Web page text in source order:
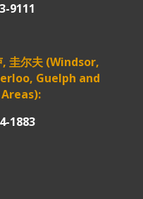
9111
, 圭尔夫 (Windsor,
Guelph and
1883